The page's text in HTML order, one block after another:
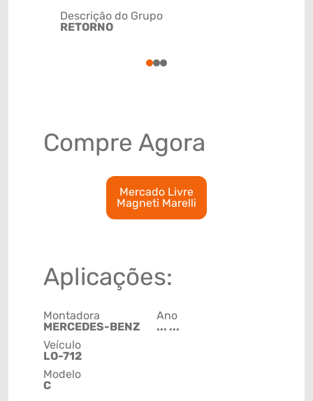
Descrição do Grupo
RETORNO
123
Compre Agora
Mercado Livre
Magneti Marelli
Aplicações:
Montadora
MERCEDES-BENZ
Veículo
LO-712
Modelo
C
Ano
... ...